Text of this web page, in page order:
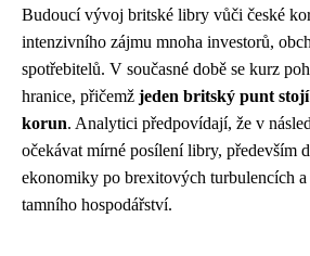
Budoucí vývoj britské libry vůči české
intenzivního zájmu mnoha investorů,
spotřebitelů. V současné době se kurz
hranice, přičemž jeden britský punt
korun. Analytici předpovídají, že v
očekávat mírné posílení libry, především
ekonomiky po brexitových turbulencích
tamního hospodářství.